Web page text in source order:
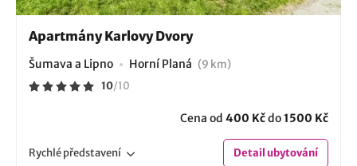
Apartmány Karlovy Dvory
Šumava a Lipno Horní Planá (9 km)
10/10
Cena od 400 Kčdo1500 Kč
Rychlépředstavení Detailubytování